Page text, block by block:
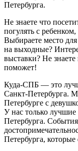
Петербурга.
Не знаете что
погулять с
Выбираете место
на выходные?
выставки? Не
поможет!
Куда-СПБ — это
Санкт-Петербурга.
Петербурге с
У нас только
Петербурга.
Петербурга, которые